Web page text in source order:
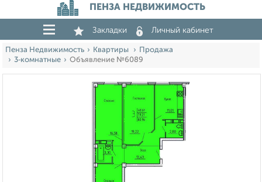
ПЕНЗА НЕДВИЖИМОСТЬ
Закладки Личный кабинет
Пенза Недвижимость Квартиры
Продажа
3‑комнатные
Объявление №6089